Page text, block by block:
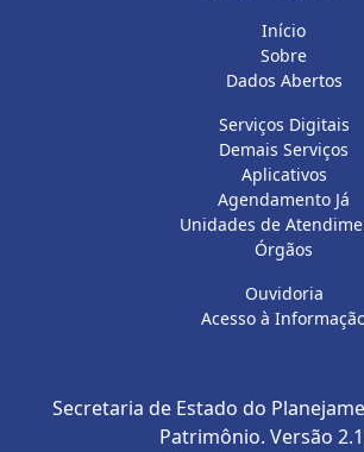
Início
Sobre
Dados Abertos
Serviços Digitais
Demais Serviços
Aplicativos
Agendamento Já
Unidades de
Órgãos
Ouvidoria
Acesso à
Secretaria de Estado do
Patrimônio. Versão